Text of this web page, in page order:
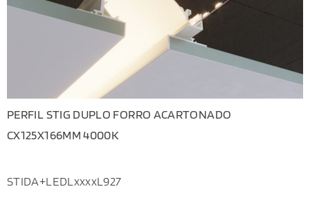
PERFIL STIG DUPLO FORRO ACARTONADO
CX125X166MM 4000K
STIDA+LEDLxxxxL927